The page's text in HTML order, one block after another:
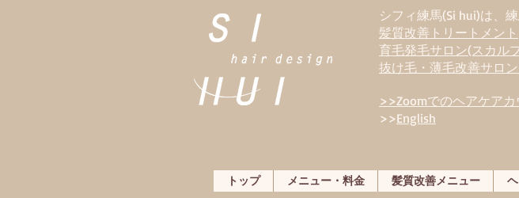
シフィ練馬(Si hui)は、 練
髪質改善トリートメント
育毛発毛サロン(スカル
抜け毛・薄毛改善サロン
>>Zoomでのヘアケア
>>English
トップ メニュー・料金 髪質改善メニュー